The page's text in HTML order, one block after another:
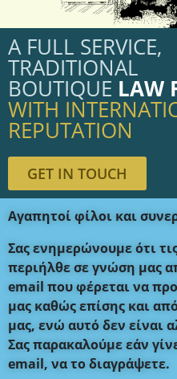
A FULL SERVICE,
TRADITIONAL
BOUTIQUE LAW
WITH
REPUTATION
GET IN TOUCH
Αγαπητοί φίλοι και
Σας ενημερώνουμε ότι
περιήλθε σε γνώση μας
email που φέρεται να
μας καθώς επίσης και
μας, ενώ αυτό δεν είναι
Σας παρακαλούμε εάν
email, να το διαγράψετε.